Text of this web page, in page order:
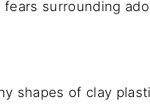
surrounding
shapes of clay